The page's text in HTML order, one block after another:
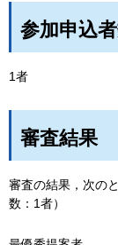
参加申込
1者
審査結果
審査の結果，次の
数：1者）